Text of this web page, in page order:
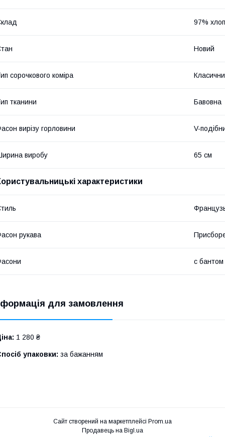
97%
Новий
сорочкового коміра
тканини Бавовна
вирізу горловини V-
виробу 65 см
характеристики
рукава
c бантом
для замовлення
1 280 ₴
упаковки: за бажанням
Сайт створений на маркетплейсі Prom.ua
Продавець на Bigl.ua